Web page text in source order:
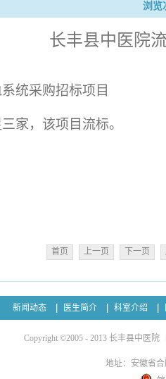
浏览
长丰县中医院
统采购招标项目
家，该项目流标。
首页 上一页 下一页
新闻动态 医生简介 科室介绍
Copyright ©2005 - 2013 长丰县中医院
地址：安徽省